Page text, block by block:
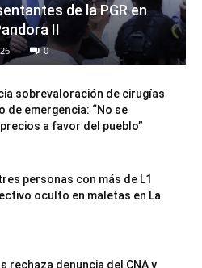
de la PGR en
II
0
sobrevaloración de cirugías
de emergencia: “No se
a favor del pueblo”
personas con más de L1
oculto en maletas en La
rechaza denuncia del CNA y